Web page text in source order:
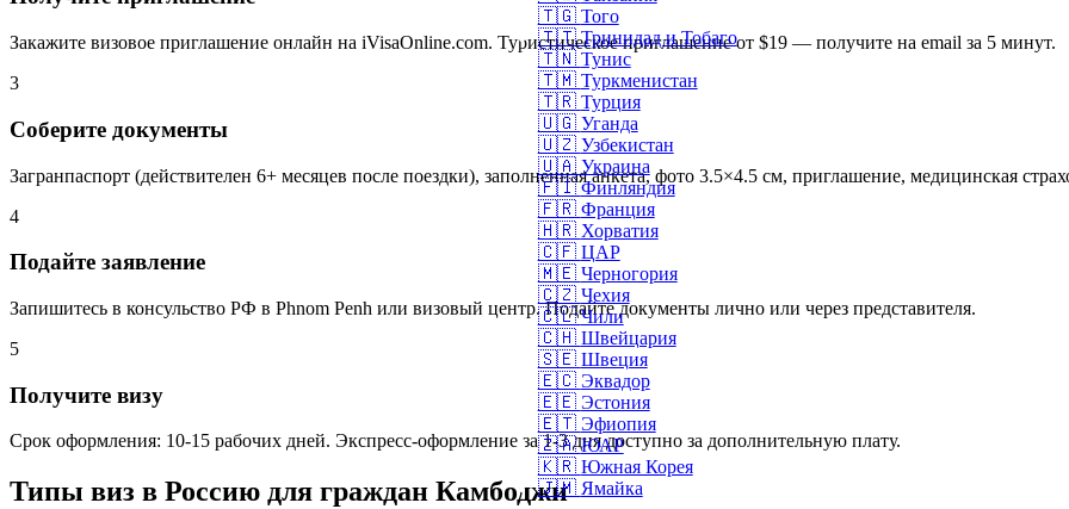
🇹🇬 Того
🇹🇹 Тринидад и Тобаго
🇹🇳 Тунис
🇹🇲 Туркменистан
🇹🇷 Турция
🇺🇬 Уганда
🇺🇿 Узбекистан
🇺🇦 Украина
🇫🇮 Финляндия
🇫🇷 Франция
🇭🇷 Хорватия
🇨🇫 ЦАР
🇲🇪 Черногория
🇨🇿 Чехия
🇨🇱 Чили
🇨🇭 Швейцария
🇸🇪 Швеция
🇪🇨 Эквадор
🇪🇪 Эстония
🇪🇹 Эфиопия
🇿🇦 ЮАР
🇰🇷 Южная Корея
🇯🇲 Ямайка
Закажите визовое приглашение онлайн на iVisaOnline.com. Туристическое приглашение от $19 — получите на email за 5 минут.
3
Соберите документы
Загранпаспорт (действителен 6+ месяцев после поездки), заполненная анкета, фото 3.5×4.5 см, приглашение, медицинская
4
Подайте заявление
Запишитесь в консульство РФ в Phnom Penh или визовый центр. Подайте документы лично или через представителя.
5
Получите визу
Срок оформления: 10-15 рабочих дней. Экспресс-оформление за 1-3 дня доступно за дополнительную плату.
Типы виз в Россию для граждан Камбоджи